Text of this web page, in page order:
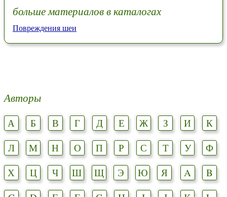
больше материалов в каталогах
Повреждения шеи
Авторы
А Б В Г Д Е Ж З И
К
Л
М Н О П Р С Т У
Ф
Х
Ц Ч Ш Щ Э Ю Я A
B